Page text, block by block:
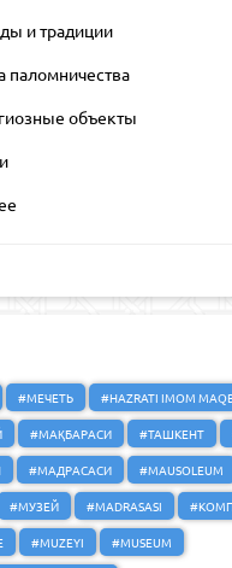
и традиции
паломничества
объекты
#МЕЧЕТЬ
#HAZRATI IMOM
#МАҚБАРАСИ #ТАШКЕНТ
#МАДРАСАСИ #MAUSOLEUM
#МУЗЕЙ #MADRASASI
#MUZEYI
#MUSEUM